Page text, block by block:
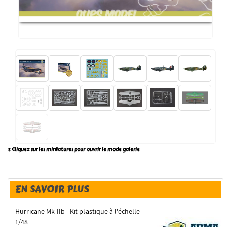
* Cliquez sur les miniatures pour ouvrir le mode galerie
EN SAVOIR PLUS
Hurricane Mk IIb - Kit plastique à l'échelle
1/48